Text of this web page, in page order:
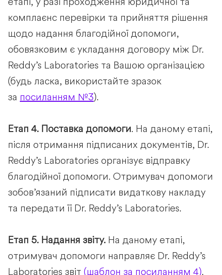
етапі, у разі проходження юридичної та
комплаєнс перевірки та прийняття рішення
щодо надання благодійної допомоги,
обовязковим є укладання договору між Dr.
Reddy’s Laboratories та Вашою організацією
(будь ласка, використайте зразок
за посиланням №3).
Етап 4. Поставка допомоги. На даному етапі,
після отримання підписаних документів, Dr.
Reddy’s Laboratories організує відправку
благодійної допомоги. Отримувач допомоги
зобов’язаний підписати видаткову накладу
та передати її Dr. Reddy’s Laboratories.
Етап 5. Надання звіту. На даному етапі,
отримувач допомоги направляє Dr. Reddy’s
Laboratories звіт (шаблон за посиланням 4).